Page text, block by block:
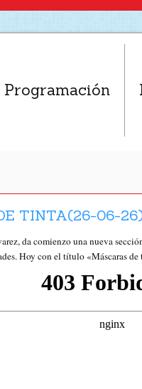
Programación
TINTA(26-06-
da comienzo una nueva
Hoy con el título «Máscaras